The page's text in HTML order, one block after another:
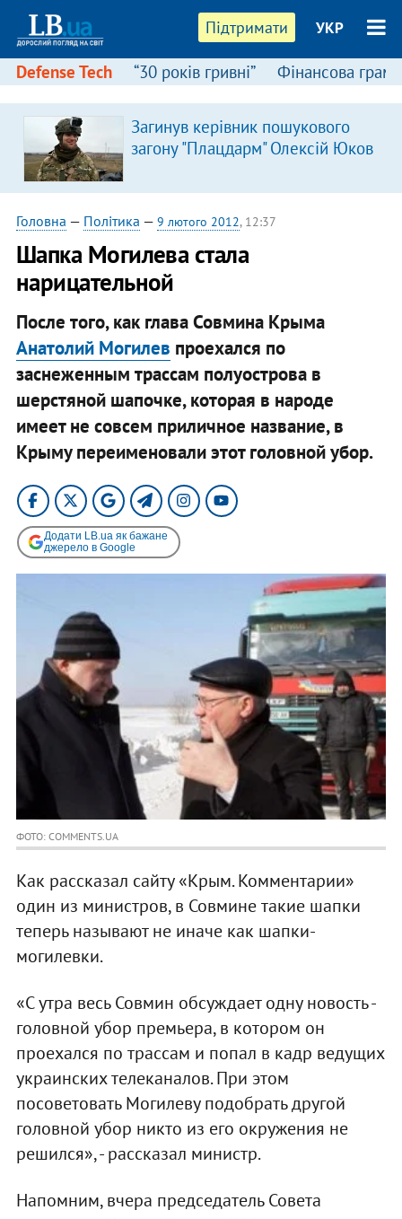
Підтримати УКР
Defense Tech “30 років гривні” Фінансова
Загинув керівник пошукового
загону "Плацдарм" Олексій Юков
Головна — Політика — 9 лютого 2012, 12:37
Шапка Могилева стала
нарицательной
После того, как глава Совмина Крыма
Анатолий Могилев проехался по
заснеженным трассам полуострова в
шерстяной шапочке, которая в народе
имеет не совсем приличное название, в
Крыму переименовали этот головной убор.
Додати LB.ua як бажане
джерело в Google
ФОТО: COMMENTS.UA
Как рассказал сайту «Крым. Комментарии»
один из министров, в Совмине такие шапки
теперь называют не иначе как шапки-
могилевки.
«С утра весь Совмин обсуждает одну новость -
головной убор премьера, в котором он
проехался по трассам и попал в кадр ведущих
украинских телеканалов. При этом
посоветовать Могилеву подобрать другой
головной убор никто из его окружения не
решился», - рассказал министр.
Напомним, вчера председатель Совета